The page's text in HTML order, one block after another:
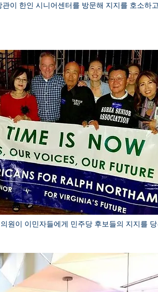
이 한인 시니어센터를 방문해 지지를 호소하
원이 이민자들에게 민주당 후보들의 지지를